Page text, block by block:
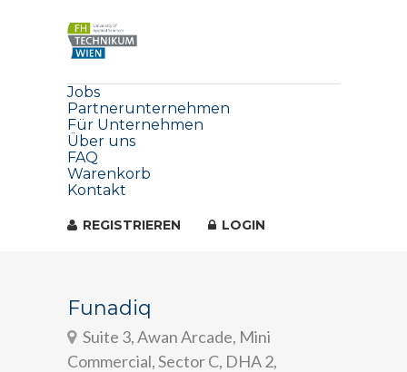
Jobs
Partnerunternehmen
Für Unternehmen
Über uns
FAQ
Warenkorb
Kontakt
REGISTRIEREN LOGIN
Funadiq
Suite 3, Awan Arcade, Mini
Commercial, Sector C, DHA 2,